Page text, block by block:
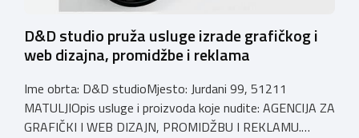
D&D studio pruža usluge izrade grafičkog i
web dizajna, promidžbe i reklama
Ime obrta: D&D studioMjesto: Jurdani 99, 51211
MATULJIOpis usluge i proizvoda koje nudite: AGENCIJA ZA
GRAFIČKI I WEB DIZAJN, PROMIDŽBU I REKLAMU.